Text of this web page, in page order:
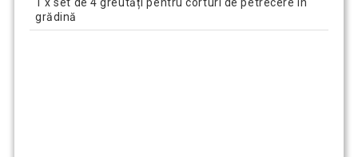
grădină